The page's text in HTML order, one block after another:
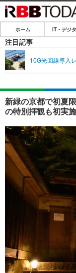
ホーム
IT・デジタル
ネタ
ショッピング
エンタメ
エンタメTOP
韓流・K-POP
音楽
グラビア
ショッピング
ライフ
ライフTOP
ペット
その他
リリース一覧
プッシュ通知の停止
ホーム IT・デジ
注目記事
10G光回線導入
新緑の京都で初夏
の特別拝観も初実